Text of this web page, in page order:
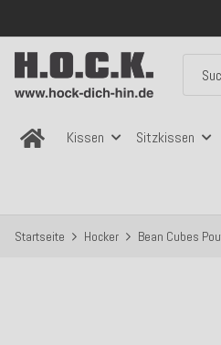
Kissen Sitzkissen
Startseite Hocker Bean Cubes